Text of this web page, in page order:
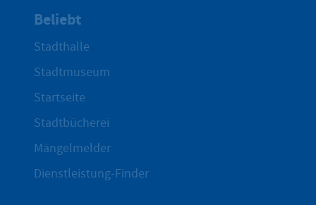
Beliebt
Stadthalle
Stadtmuseum
Startseite
Stadtbücherei
Mängelmelder
Dienstleistung-Finder